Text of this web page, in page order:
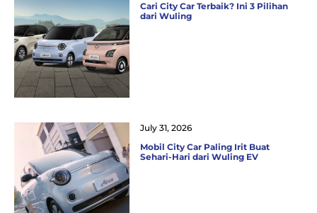
Cari City Car Terbaik? Ini 3 Pilihan
dari Wuling
Mobil City Car Paling Irit Buat
Sehari-Hari dari Wuling EV
July 31, 2026